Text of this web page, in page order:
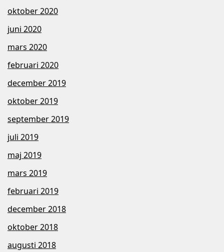
oktober 2020
juni 2020
mars 2020
februari 2020
december 2019
oktober 2019
september 2019
juli 2019
maj 2019
mars 2019
februari 2019
december 2018
oktober 2018
augusti 2018